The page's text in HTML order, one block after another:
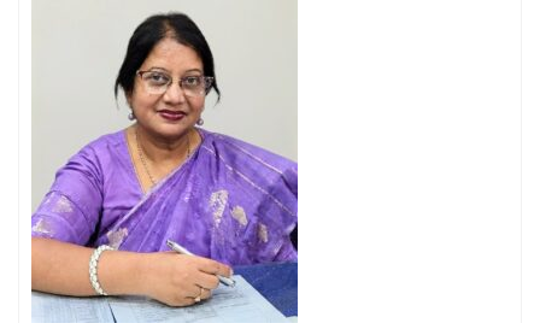
প্রফেসর ড. শিখা সরকার
অধ্যক্ষ
View Details →